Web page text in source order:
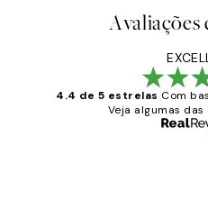
Avaliações
4.4 de 5 estrelas Com
Veja algumas